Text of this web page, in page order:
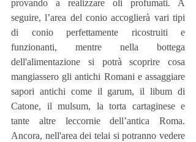
provando a realizzare oli profumati. A
seguire, l’area del conio accoglierà vari tipi
di conio perfettamente ricostruiti e
funzionanti, mentre nella bottega
dell'alimentazione si potrà scoprire cosa
mangiassero gli antichi Romani e assaggiare
sapori antichi come il garum, il libum di
Catone, il mulsum, la torta cartaginese e
tante altre leccornie dell’antica Roma.
Ancora, nell'area dei telai si potranno vedere